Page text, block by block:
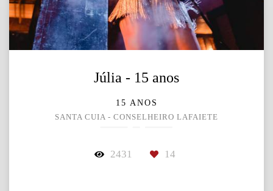
Júlia - 15 anos
15 ANOS
SANTA CUIA - CONSELHEIRO LAFAIETE
2431 14